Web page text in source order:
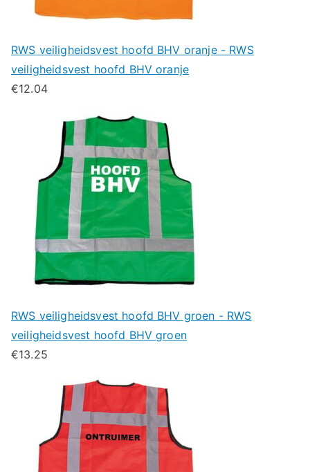
RWS veiligheidsvest hoofd BHV oranje - RWS
veiligheidsvest hoofd BHV oranje
€12.04
RWS veiligheidsvest hoofd BHV groen - RWS
veiligheidsvest hoofd BHV groen
€13.25